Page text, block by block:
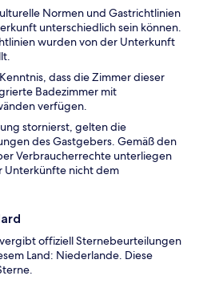
Normen und Gastrichtlinien
unterschiedlich sein können.
wurden von der Unterkunft
dass die Zimmer dieser
Badezimmer mit
verfügen.
stornierst, gelten die
des Gastgebers. Gemäß den
Verbraucherrechte unterliegen
Unterkünfte nicht dem
offiziell Sternebeurteilungen
Land: Niederlande. Diese